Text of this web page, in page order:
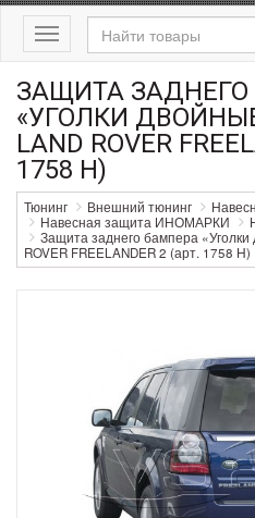
Меню
ЗАЩИТА
«УГОЛКИ
LAND ROVER
1758 Н)
Тюнинг Внешний тюнинг
Навесная защита ИНОМАРКИ
Защита заднего бампера
ROVER FREELANDER 2 (арт. 1758 Н)